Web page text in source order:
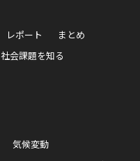
レポート
まとめ
社会課題を知る
気候変動